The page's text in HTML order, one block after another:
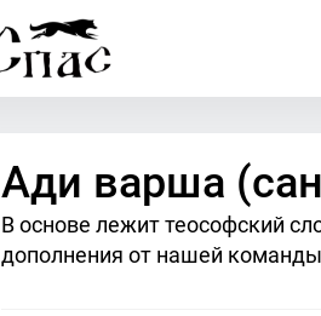
Ади варша
В основе лежит теософский
дополнения от нашей